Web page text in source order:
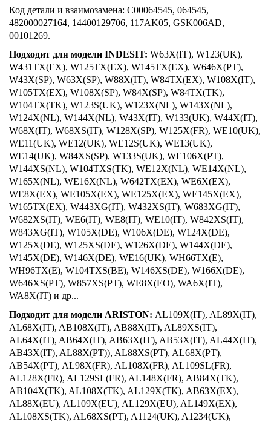
Код детали и взаимозамена: C00064545, 064545,
482000027164, 14400129706, 117AK05, GSK006AD,
00101269.
Подходит для модели INDESIT: W63X(IT), W123(UK),
W431TX(EX), W125TX(EX), W145TX(EX), W646X(PT),
W43X(SP), W63X(SP), W88X(IT), W84TX(EX), W108X(IT),
W105TX(EX), W108X(SP), W84X(SP), W84TX(TK),
W104TX(TK), W123S(UK), W123X(NL), W143X(NL),
W124X(NL), W144X(NL), W43X(IT), W133(UK), W44X(IT),
W68X(IT), W68XS(IT), W128X(SP), W125X(FR), WE10(UK),
WE11(UK), WE12(UK), WE12S(UK), WE13(UK),
WE14(UK), W84XS(SP), W133S(UK), WE106X(PT),
W144XS(NL), W104TXS(TK), WE12X(NL), WE14X(NL),
W165X(NL), WE16X(NL), W642TX(EX), WE6X(EX),
WE8X(EX), WE105X(EX), WE125X(EX), WE145X(EX),
W165TX(EX), W443XG(IT), W432XS(IT), W683XG(IT),
W682XS(IT), WE6(IT), WE8(IT), WE10(IT), W842XS(IT),
W843XG(IT), W105X(DE), W106X(DE), W124X(DE),
W125X(DE), W125XS(DE), W126X(DE), W144X(DE),
W145X(DE), W146X(DE), WE16(UK), WH66TX(E),
WH96TX(E), W104TXS(BE), W146XS(DE), W166X(DE),
W646XS(PT), W857XS(PT), WE8X(EO), WA6X(IT),
WA8X(IT) и др...
Подходит для модели ARISTON: AL109X(IT), AL89X(IT),
AL68X(IT), AB108X(IT), AB88X(IT), AL89XS(IT),
AL64X(IT), AB64X(IT), AB63X(IT), AB53X(IT), AL44X(IT),
AB43X(IT), AL88X(PT)), AL88XS(PT), AL68X(PT),
AB54X(PT), AL98X(FR), AL108X(FR), AL109SL(FR),
AL128X(FR), AL129SL(FR), AL148X(FR), AB84X(TK),
AB104X(TK), AL108X(TK), AL129X(TK), AB63X(EX),
AL88X(EU), AL109X(EU), AL129X(EU), AL149X(EX),
AL108XS(TK), AL68XS(PT), A1124(UK), A1234(UK),